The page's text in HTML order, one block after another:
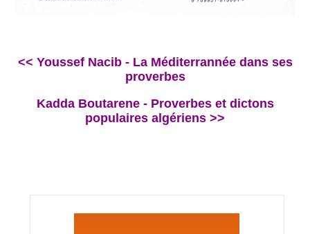
<< Youssef Nacib - La Méditerrannée dans ses
proverbes
Kadda Boutarene - Proverbes et dictons
populaires algériens >>